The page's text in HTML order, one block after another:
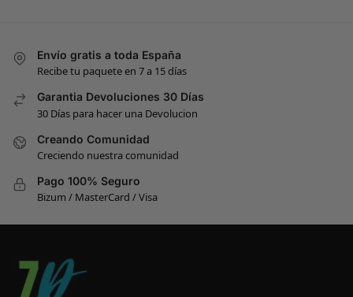
Envío gratis a toda España
Recibe tu paquete en 7 a 15 días
Garantia Devoluciones 30 Días
30 Días para hacer una Devolucion
Creando Comunidad
Creciendo nuestra comunidad
Pago 100% Seguro
Bizum / MasterCard / Visa